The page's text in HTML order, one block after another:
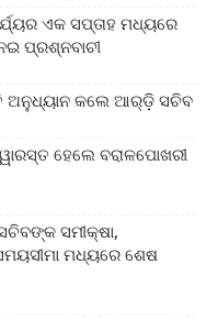
ଏକ ସପ୍ତାହ ମଧ୍ୟରେ
ପ୍ରଶ୍ନବାଚୀ
ଅନୁଧ୍ୟାନ କଲେ ଆର୍‌ଡ଼ି ସଚିବ
ହେଲେ ବରାଳପୋଖରୀ
ସମୀକ୍ଷା,
ମଧ୍ୟରେ ଶେଷ